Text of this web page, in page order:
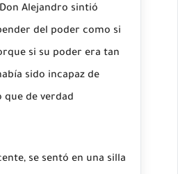
Alejandro sintió
del poder como si
si su poder era tan
sido incapaz de
de verdad
se sentó en una silla